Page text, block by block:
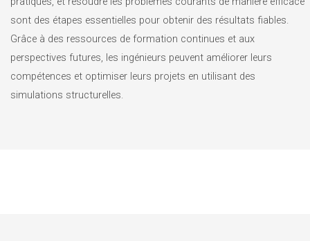
sont des étapes essentielles pour obtenir des résultats fiables.
Grâce à des ressources de formation continues et aux
perspectives futures, les ingénieurs peuvent améliorer leurs
compétences et optimiser leurs projets en utilisant des
simulations structurelles.